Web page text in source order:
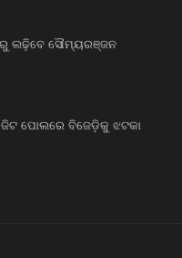
ଲଢ଼ିବେ ସୌମ୍ୟରଞ୍ଜନ
ପୋଲରେ ବିଜେଡ଼ିକୁ ଝଟକା